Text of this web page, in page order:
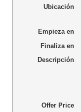
Ubicación
Empieza en
Finaliza en
Descripción
Offer Price